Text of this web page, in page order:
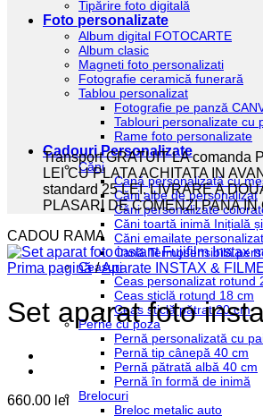
Tipărire foto digitală
Foto personalizate
Album digital FOTOCARTE
Album clasic
Magneti foto personalizati
Fotografie ceramică funerară
Tablou personalizat
Fotografie pe panză
Tablouri personalizate cu
Rame foto personalizate
Cadouri Personalizate
Căni
Cană personalizată cu
Căni albe de personalizat
Căni personalizate
Căni toartă inimă Inițială
Căni emailate
Cană Termosensibilă
Ceasuri
Ceas personalizat rotund
Ceas sticlă rotund 18 cm
Ceas sticlă pătrat 20 cm
Perne cu poza
Pernă personalizată cu
Pernă tip cânepă 40 cm
Pernă pătrată albă 40 cm
Pernă în formă de inimă
Brelocuri
Breloc metalic auto
Transport GRATUIT LA comanda
LEI CU PLATA ACHITATA IN
standard 25 LEI. LIVRARE A
PLASARI DE COMENZI PANA IN
CADOU RAMA
Prima pagină /Aparate INSTAX &
Set aparat foto
660.00 lei